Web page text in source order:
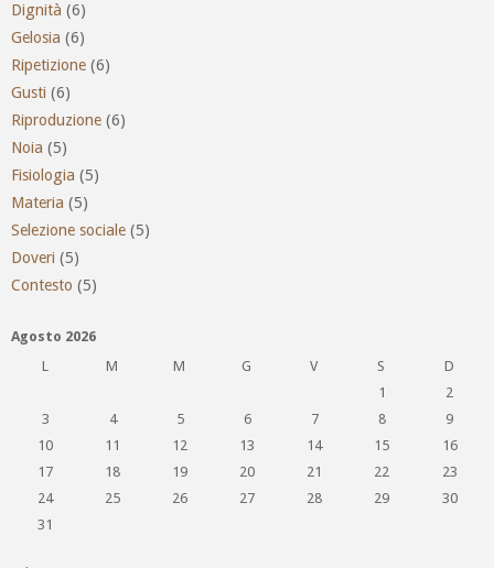
Dignità (6)
Gelosia (6)
Ripetizione (6)
Gusti (6)
Riproduzione (6)
Noia (5)
Fisiologia (5)
Materia (5)
Selezione sociale (5)
Doveri (5)
Contesto (5)
Agosto 2026
L
M M G V S
D
1
2
3
4 5 6 7 8
9
10
11 12 13 14 15
16
17
18 19 20 21 22
23
24
25 26 27 28 29
30
31